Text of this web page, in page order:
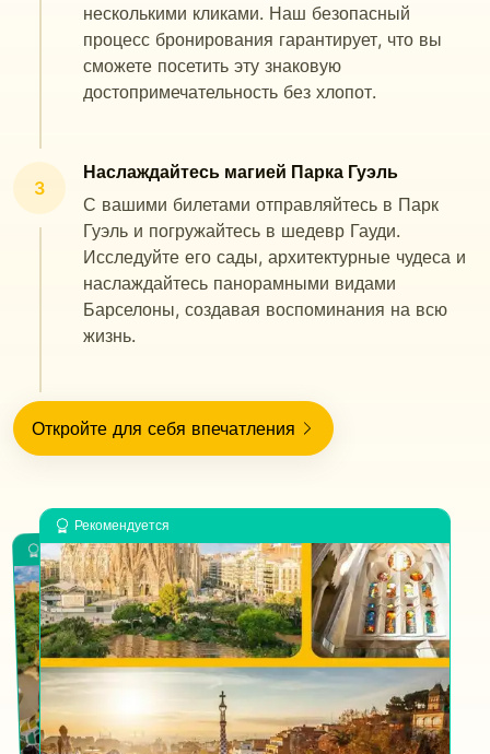
несколькими кликами. Наш безопасный
процесс бронирования гарантирует, что вы
сможете посетить эту знаковую
достопримечательность без хлопот.
3
Наслаждайтесь магией Парка Гуэль
С вашими билетами отправляйтесь в Парк
Гуэль и погружайтесь в шедевр Гауди.
Исследуйте его сады, архитектурные чудеса и
наслаждайтесь панорамными видами
Барселоны, создавая воспоминания на всю
жизнь.
Откройте для себя впечатления
Рекомендуется
Рекомендуется